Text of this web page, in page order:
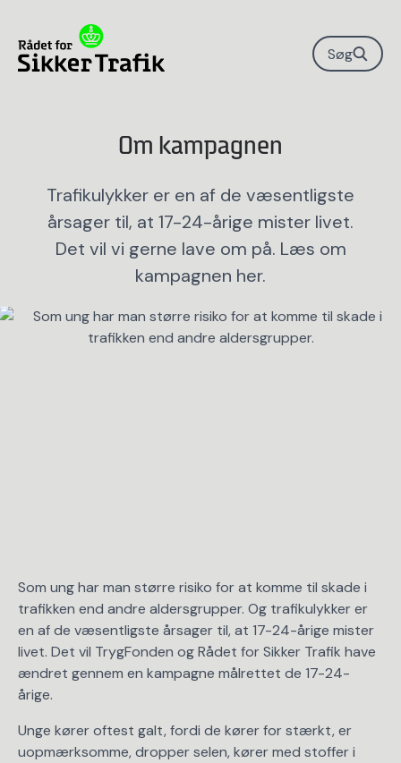
Søg
Om kampagnen
Trafikulykker er en af de væsentligste
årsager til, at 17-24-årige mister livet.
Det vil vi gerne lave om på. Læs om
kampagnen her.
Som ung har man større risiko for at komme til skade i
trafikken end andre aldersgrupper. Og trafikulykker er
en af de væsentligste årsager til, at 17-24-årige mister
livet. Det vil TrygFonden og Rådet for Sikker Trafik have
ændret gennem en kampagne målrettet de 17-24-
årige.
Unge kører oftest galt, fordi de kører for stærkt, er
uopmærksomme, dropper selen, kører med stoffer i